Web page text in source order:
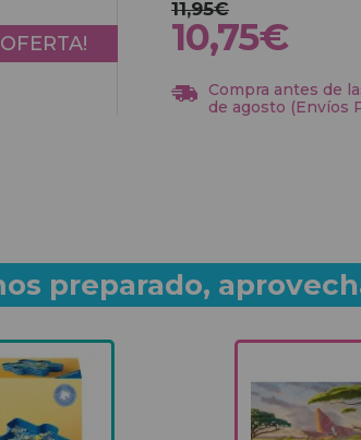
11,95€
10,75€
Compra antes de
de agosto (Envíos
preparado,